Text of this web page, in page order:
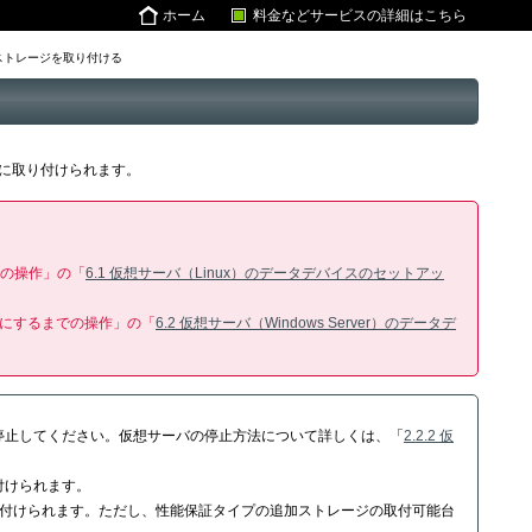
料金などサービスの詳細はこちら
ホーム
レージを取り付ける
り付けられます。
操作」の「 6.1 仮想サーバ（Linux）のデータデバイスのセットアッ
するまでの操作」の「 6.2 仮想サーバ（Windows Server）のデータデ
してください。仮想サーバの停止方法について詳しくは、「 2.2.2 仮
られます。
られます。ただし、性能保証タイプの追加ストレージの取付可能台